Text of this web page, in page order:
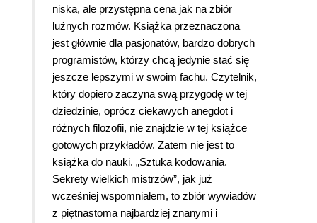
niska, ale przystępna cena jak na zbiór
luźnych rozmów. Książka przeznaczona
jest głównie dla pasjonatów, bardzo dobrych
programistów, którzy chcą jedynie stać się
jeszcze lepszymi w swoim fachu. Czytelnik,
który dopiero zaczyna swą przygodę w tej
dziedzinie, oprócz ciekawych anegdot i
różnych filozofii, nie znajdzie w tej książce
gotowych przykładów. Zatem nie jest to
książka do nauki. „Sztuka kodowania.
Sekrety wielkich mistrzów”, jak już
wcześniej wspomniałem, to zbiór wywiadów
z piętnastoma najbardziej znanymi i